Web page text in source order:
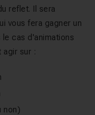
reflet. Il sera
vous fera gagner un
cas d'animations
agir sur :
non)